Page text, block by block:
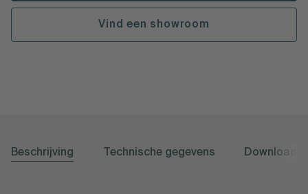
Vind een showroom
Beschrijving Technische gegevens Downloads